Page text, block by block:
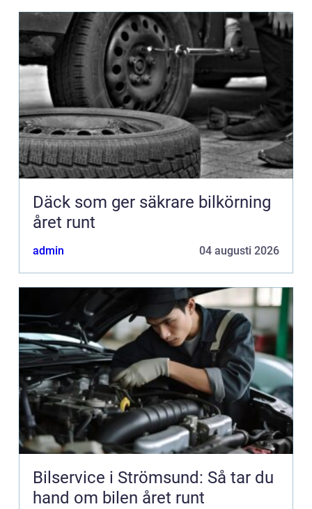
Däck som ger säkrare bilkörning
året runt
admin 04 augusti 2026
Bilservice i Strömsund: Så tar du
hand om bilen året runt